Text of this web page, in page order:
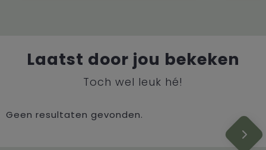
Laatst door jou bekeken
Toch wel leuk hé!
Geen resultaten gevonden.